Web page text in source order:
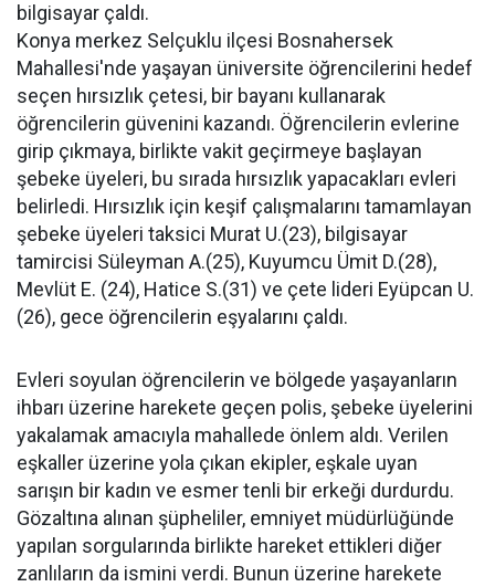
bilgisayar çaldı.
Konya merkez Selçuklu ilçesi Bosnahersek
Mahallesi'nde yaşayan üniversite öğrencilerini hedef
seçen hırsızlık çetesi, bir bayanı kullanarak
öğrencilerin güvenini kazandı. Öğrencilerin evlerine
girip çıkmaya, birlikte vakit geçirmeye başlayan
şebeke üyeleri, bu sırada hırsızlık yapacakları evleri
belirledi. Hırsızlık için keşif çalışmalarını tamamlayan
şebeke üyeleri taksici Murat U.(23), bilgisayar
tamircisi Süleyman A.(25), Kuyumcu Ümit D.(28),
Mevlüt E. (24), Hatice S.(31) ve çete lideri Eyüpcan U.
(26), gece öğrencilerin eşyalarını çaldı.
Evleri soyulan öğrencilerin ve bölgede yaşayanların
ihbarı üzerine harekete geçen polis, şebeke üyelerini
yakalamak amacıyla mahallede önlem aldı. Verilen
eşkaller üzerine yola çıkan ekipler, eşkale uyan
sarışın bir kadın ve esmer tenli bir erkeği durdurdu.
Gözaltına alınan şüpheliler, emniyet müdürlüğünde
yapılan sorgularında birlikte hareket ettikleri diğer
zanlıların da ismini verdi. Bunun üzerine harekete